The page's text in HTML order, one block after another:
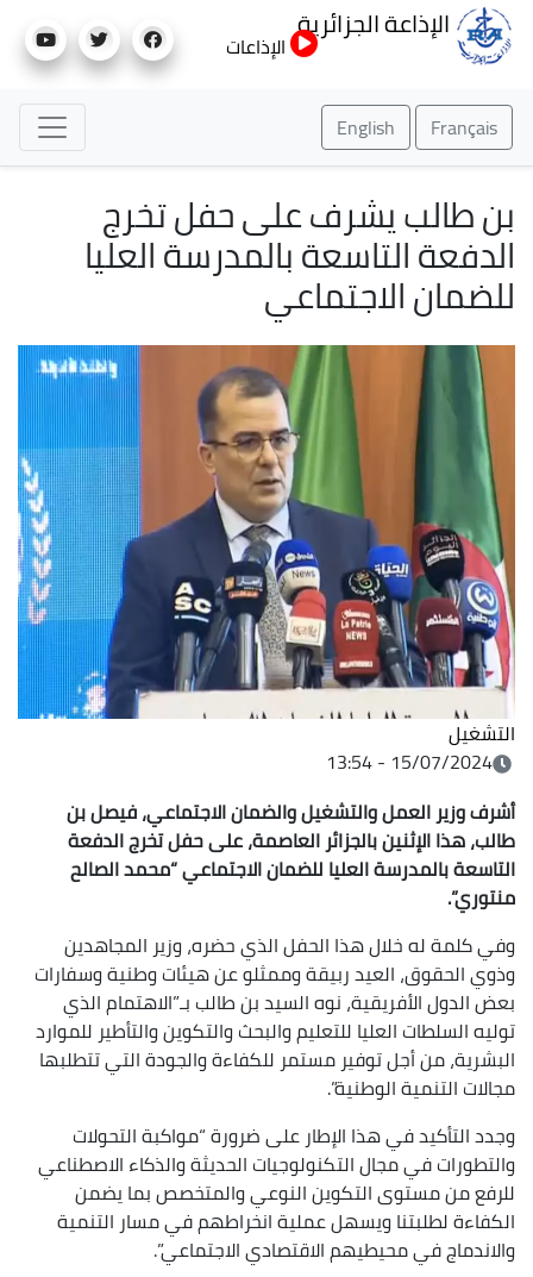
إلى
الإذاعة الجزائرية
الإذاعات
Français
English
بن طالب يشرف على حفل تخرج
الدفعة التاسعة بالمدرسة العليا
للضمان الاجتماعي
التشغيل
15/07/2024 - 13:54
أشرف وزير العمل والتشغيل والضمان الاجتماعي، فيصل بن
طالب، هذا الإثنين بالجزائر العاصمة، على حفل تخرج الدفعة
التاسعة بالمدرسة العليا للضمان الاجتماعي “محمد الصالح
منتوري”.
وفي كلمة له خلال هذا الحفل الذي حضره، وزير المجاهدين
وذوي الحقوق، العيد ربيقة وممثلو عن هيئات وطنية وسفارات
بعض الدول الأفريقية، نوه السيد بن طالب بـ”الاهتمام الذي
توليه السلطات العليا للتعليم والبحث والتكوين والتأطير للموارد
البشرية، من أجل توفير مستمر للكفاءة والجودة التي تتطلبها
مجالات التنمية الوطنية”.
وجدد التأكيد في هذا الإطار على ضرورة “مواكبة التحولات
والتطورات في مجال التكنولوجيات الحديثة والذكاء الاصطناعي
للرفع من مستوى التكوين النوعي والمتخصص بما يضمن
الكفاءة لطلبتنا ويسهل عملية انخراطهم في مسار التنمية
والاندماج في محيطيهم الاقتصادي الاجتماعي”.